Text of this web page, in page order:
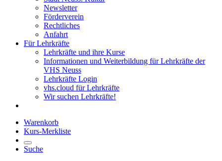
Newsletter
Förderverein
Rechtliches
Anfahrt
Für Lehrkräfte
Lehrkräfte und ihre Kurse
Informationen und Weiterbildung für Lehrkräfte der
VHS Neuss
Lehrkräfte Login
vhs.cloud für Lehrkräfte
Wir suchen Lehrkräfte!
Warenkorb
Kurs-Merkliste
Suche